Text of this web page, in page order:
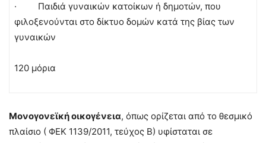
· Παιδιά γυναικών κατοίκων ή δημοτών, που
φιλοξενούνται στο δίκτυο δομών κατά της βίας των
γυναικών
120 μόρια
Μονογονεϊκή οικογένεια, όπως ορίζεται από το θεσμικό
πλαίσιο ( ΦΕΚ 1139/2011, τεύχος Β) υφίσταται σε